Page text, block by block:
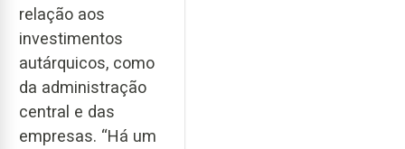
relação aos
investimentos
autárquicos, como
da administração
central e das
empresas. “Há um